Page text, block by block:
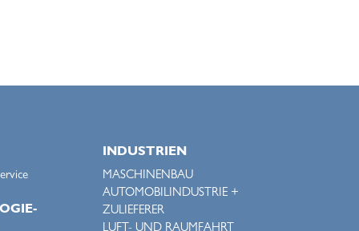
INDUSTRIEN
MASCHINENBAU
AUTOMOBILINDUSTRIE +
ZULIEFERER